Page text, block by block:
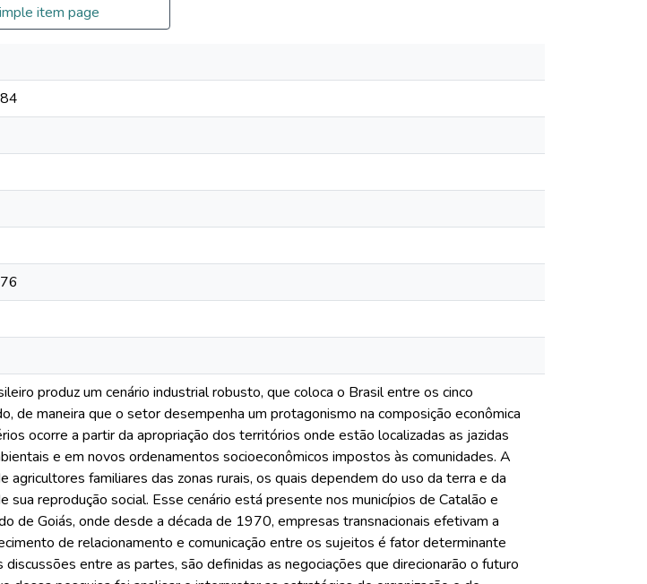
item page
produz um cenário industrial robusto, que coloca o Brasil entre os cinco
de maneira que o setor desempenha um protagonismo na composição econômica
ocorre a partir da apropriação dos territórios onde estão localizadas as jazidas
e em novos ordenamentos socioeconômicos impostos às comunidades. A
agricultores familiares das zonas rurais, os quais dependem do uso da terra e da
reprodução social. Esse cenário está presente nos municípios de Catalão e
de Goiás, onde desde a década de 1970, empresas transnacionais efetivam a
de relacionamento e comunicação entre os sujeitos é fator determinante
entre as partes, são definidas as negociações que direcionarão o futuro